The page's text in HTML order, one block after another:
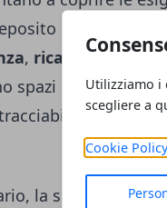
Utilizziamo i
scegliere a
Cookie Policy
in un “garage
, ricarica per e-
spazi chiusi e
è
la scelta è quella